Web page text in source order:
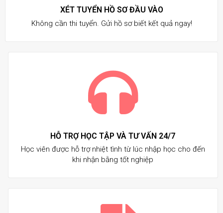
XÉT TUYỂN HỒ SƠ ĐẦU VÀO
Không cần thi tuyển. Gửi hồ sơ biết kết quả ngay!
HỖ TRỢ HỌC TẬP VÀ TƯ VẤN 24/7
Học viên được hỗ trợ nhiệt tình từ lúc nhập học cho đến
khi nhận bằng tốt nghiệp